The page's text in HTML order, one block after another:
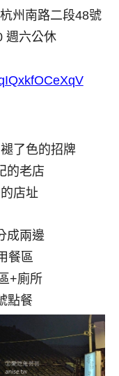
州南路二段48號
週六公休
了色的招牌
的老店
店址
成兩邊
餐區
+廁所
點餐